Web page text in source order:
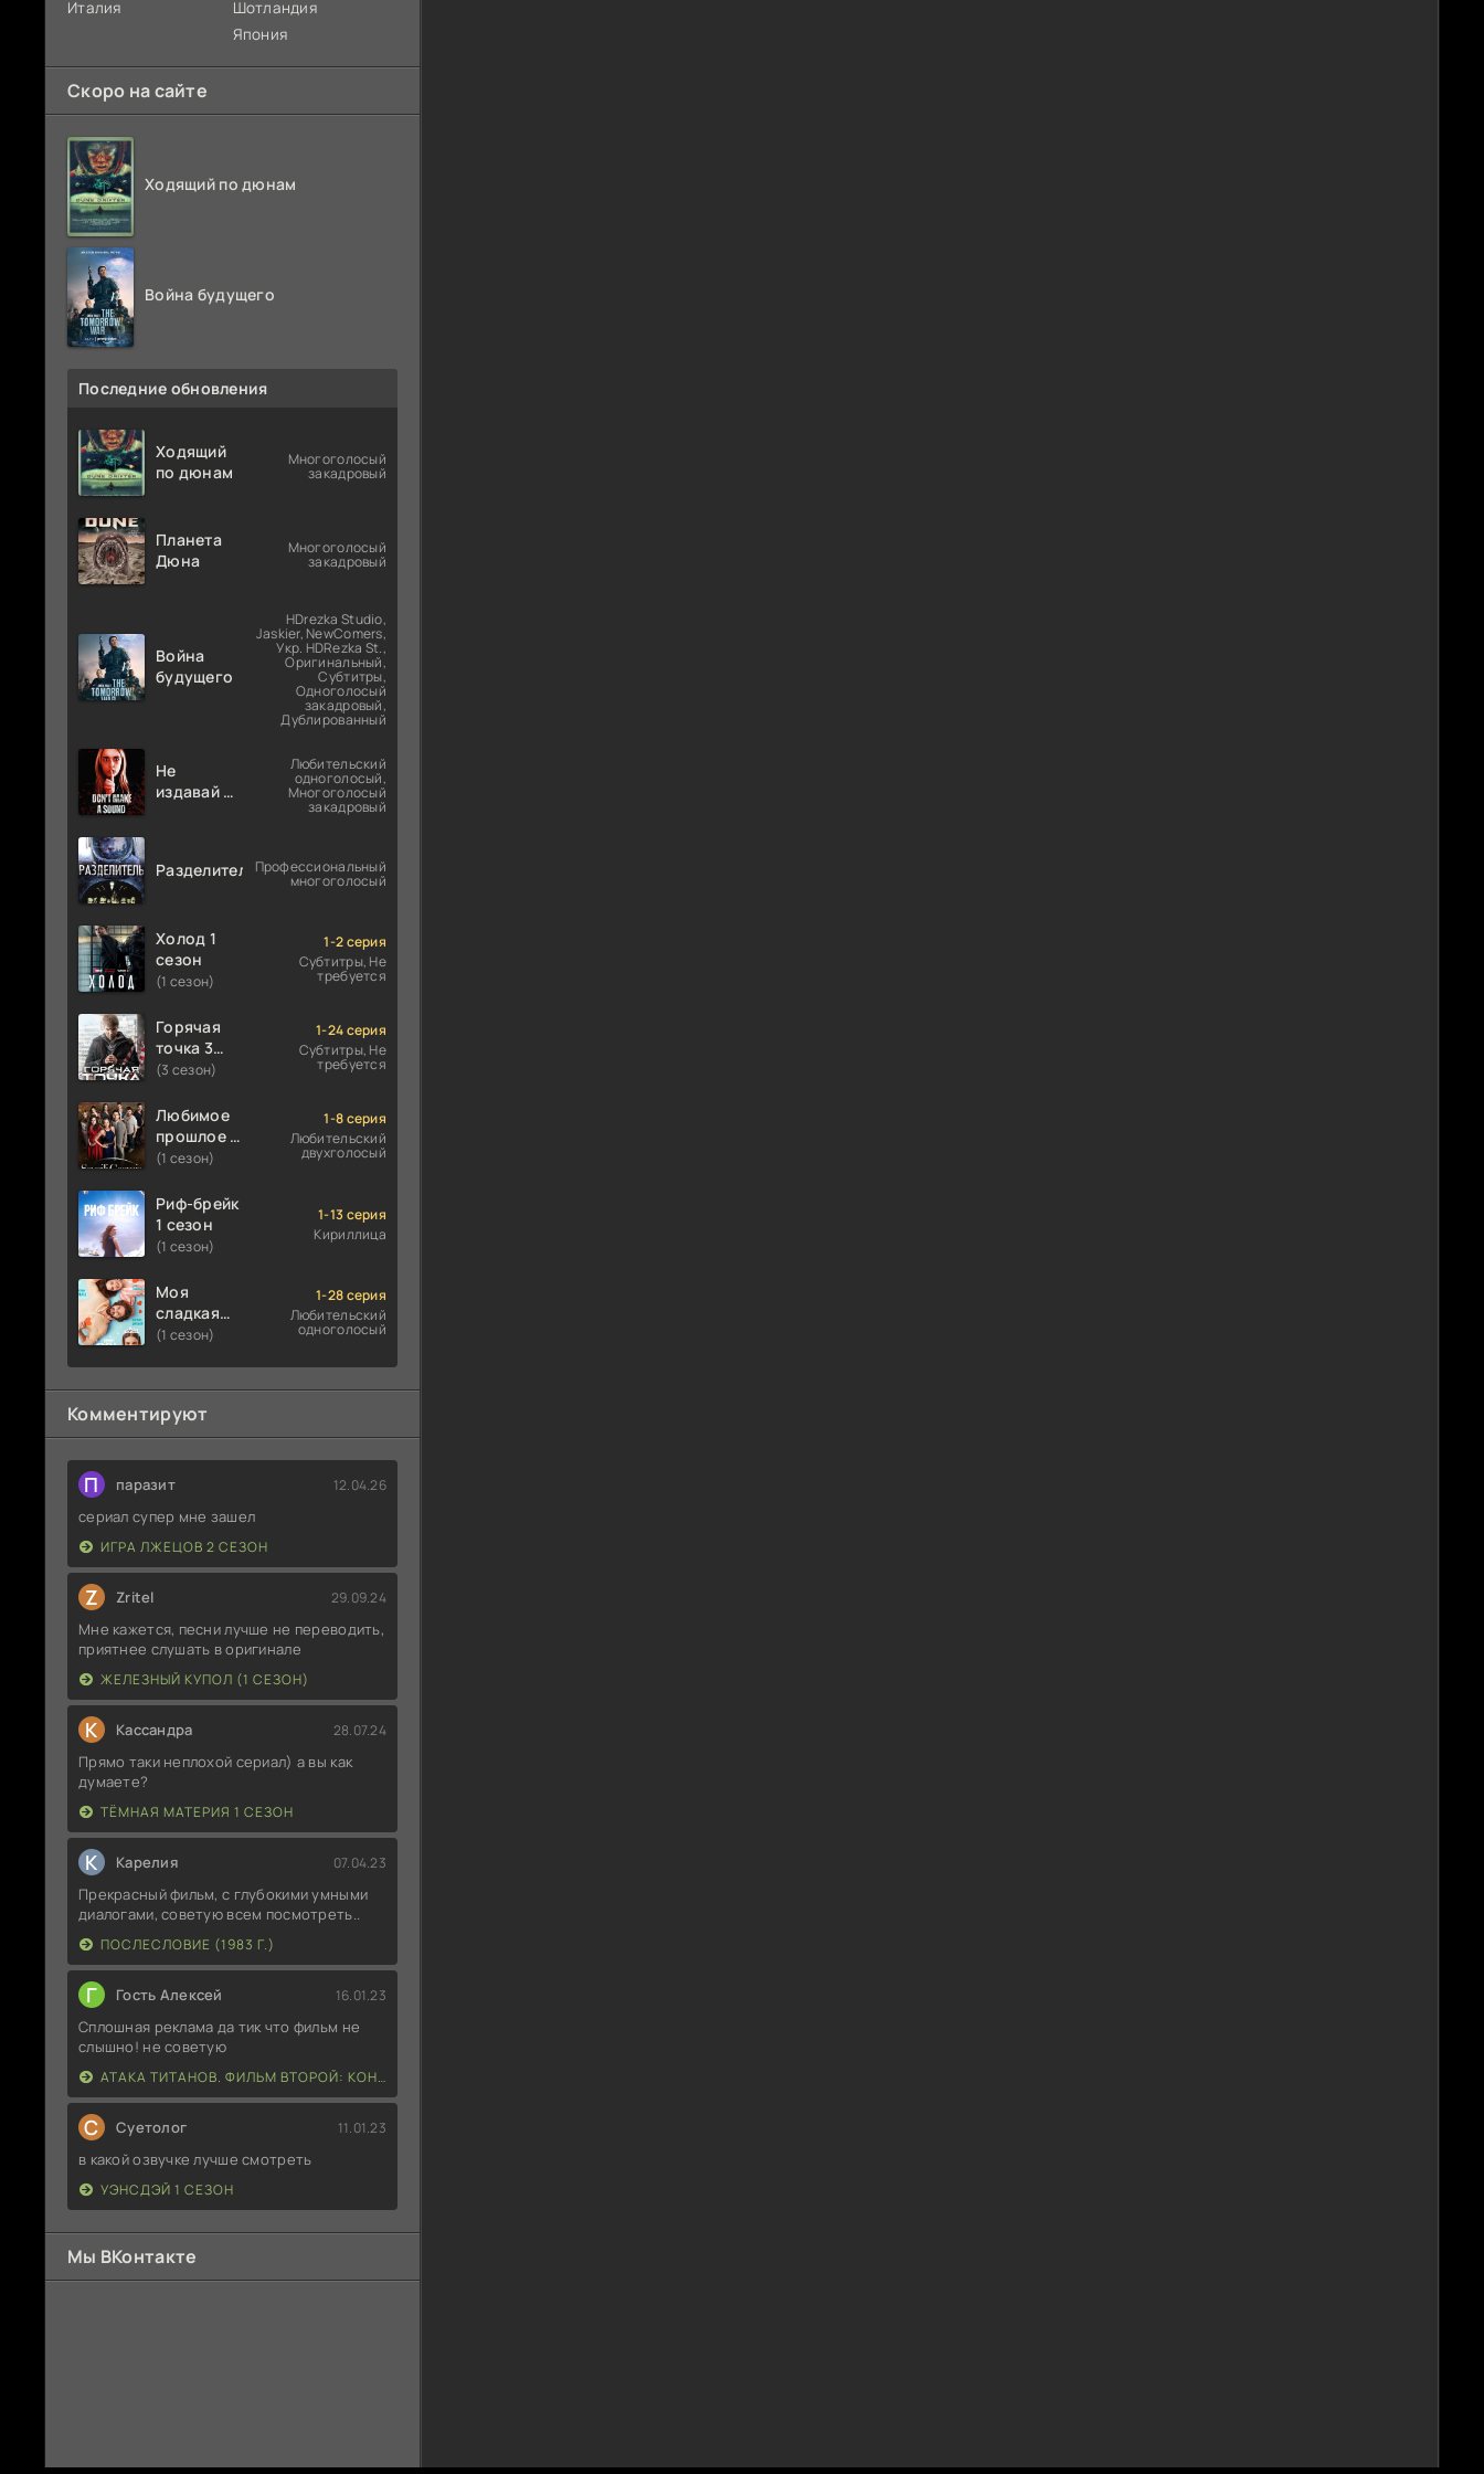
Италия
Шотландия
Япония
Скоро на сайте
Ходящий по дюнам
Война будущего
Последние обновления
Ходящий
по дюнам
Многоголосый
закадровый
Планета
Дюна
Многоголосый
закадровый
Война
будущего
HDrezka Studio,
Jaskier, NewComers,
Укр. HDRezka St.,
Оригинальный,
Субтитры,
Одноголосый
закадровый,
Дублированный
Не
издавай ни
Любительский
одноголосый,
Многоголосый
закадровый
РазделительПрофессиональный
многоголосый
Холод 1
сезон
(1 сезон)
1-2 серия
Субтитры, Не
требуется
Горячая
точка 3
сезон
(3 сезон)
1-24 серия
Субтитры, Не
требуется
Любимое
прошлое 1
сезон
(1 сезон)
1-8 серия
Любительский
двухголосый
Риф-брейк
1 сезон
(1 сезон)
1-13 серия
Кириллица
Моя
сладкая
ложь 1
(1 сезон)
1-28 серия
Любительский
одноголосый
Комментируют
П паразит 12.04.26
сериал супер мне зашел
ИГРА ЛЖЕЦОВ 2 СЕЗОН
Z Zritel 29.09.24
Мне кажется, песни лучше не переводить,
приятнее слушать в оригинале
ЖЕЛЕЗНЫЙ КУПОЛ (1 СЕЗОН)
К Кассандра 28.07.24
Прямо таки неплохой сериал) а вы как
думаете?
ТЁМНАЯ МАТЕРИЯ 1 СЕЗОН
К Карелия 07.04.23
Прекрасный фильм, с глубокими умными
диалогами, советую всем посмотреть..
ПОСЛЕСЛОВИЕ (1983 Г.)
Г Гость Алексей 16.01.23
Сплошная реклама да тик что фильм не
слышно! не советую
АТАКА ТИТАНОВ. ФИЛЬМ ВТОРОЙ: КОНЕЦ СВЕТА
С Суетолог 11.01.23
в какой озвучке лучше смотреть
УЭНСДЭЙ 1 СЕЗОН
Мы ВКонтакте